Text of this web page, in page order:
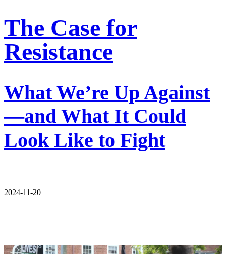
The Case for
Resistance
What We’re Up Against
—and What It Could
Look Like to Fight
2024-11-20